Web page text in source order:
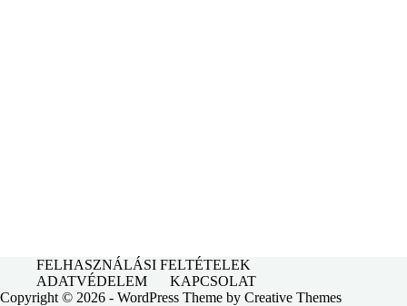
FELHASZNÁLÁSI FELTÉTELEK
ADATVÉDELEM
KAPCSOLAT
Copyright © 2026 - WordPress Theme by Creative Themes